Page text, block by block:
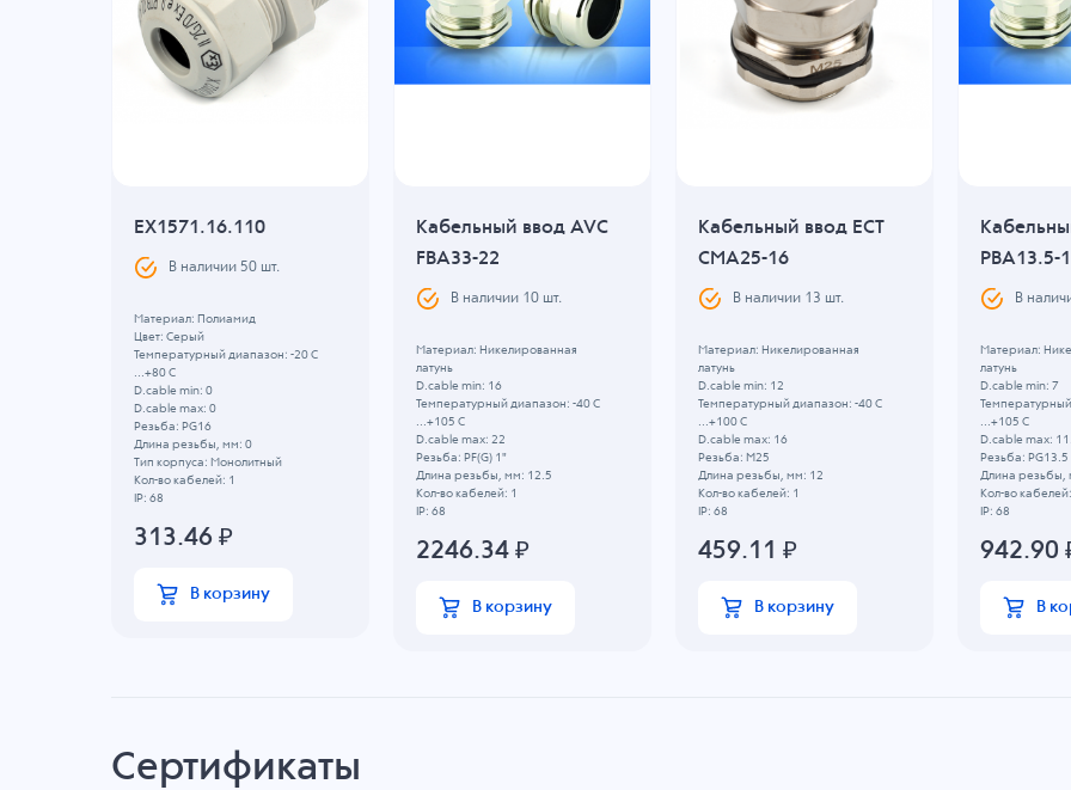
EX1571.16.110
В наличии 50 шт.
Материал: Полиамид
Цвет: Серый
Температурный диапазон: -20 C
...+80 C
D.cable min: 0
D.cable max: 0
Резьба: PG16
Длина резьбы, мм: 0
Тип корпуса: Монолитный
Кол-во кабелей: 1
IP: 68
313.46 ₽
В корзину
Кабельный ввод AVC
FBA33-22
В наличии 10 шт.
Материал: Никелированная
латунь
D.cable min: 16
Температурный диапазон: -40 C
...+105 C
D.cable max: 22
Резьба: PF(G) 1"
Длина резьбы, мм: 12.5
Кол-во кабелей: 1
IP: 68
2246.34₽
В корзину
Кабельный ввод ECT
CMA25-16
В наличии 13 шт.
Материал: Никелированная
латунь
D.cable min: 12
Температурный диапазон: -40 C
...+100 C
D.cable max: 16
Резьба: M25
Длина резьбы, мм: 12
Кол-во кабелей: 1
IP: 68
459.11 ₽
В корзину
PBA13.5-
В
Материал:
латунь
D.cable min: 7
...+105 C
D.cable max:
Резьба: PG13.5
Длина резьбы,
Кол-во кабелей:
IP: 68
942.90
В
Сертификаты